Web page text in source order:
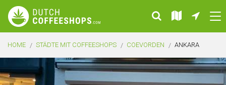
HOME STÄDTE MIT COFFEESHOPS COEVORDEN ANKARA